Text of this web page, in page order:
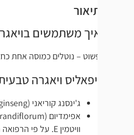
משתמשים בויאגרה
– נוטלים כמוסה אחת כחצי שעה
ויאגרה טבעית
ג'ינסנג קוריאני (Panax ginseng): הג'ינסנג הקוריאני מכיל חומרים פעילים המעניקים לו חזון יעיל יותר מג'ינסנג הסיבירי.